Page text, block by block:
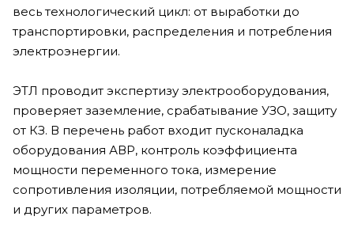
весь технологический цикл: от выработки до
транспортировки, распределения и потребления
электроэнергии.
ЭТЛ проводит экспертизу электрооборудования,
проверяет заземление, срабатывание УЗО, защиту
от КЗ. В перечень работ входит пусконаладка
оборудования АВР, контроль коэффициента
мощности переменного тока, измерение
сопротивления изоляции, потребляемой мощности
и других параметров.